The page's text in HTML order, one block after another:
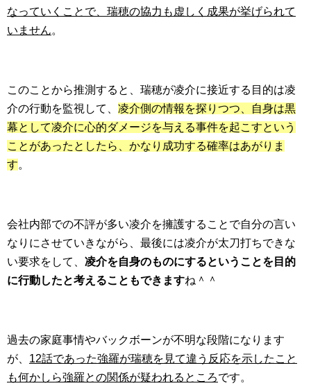
なっていくことで、瑞穂の協力も虚しく成果が挙げられて
いません。
このことから推測すると、瑞穂が凌介に接近する目的は凌
介の行動を監視して、 凌介側の情報を探りつつ、自身は黒
幕として凌介に心的ダメージを与える事件を起こすという
ことがあったとしたら、かなり成功する確率はあがりま
す。
会社内部での不評が多い凌介を擁護することで自分の言い
なりにさせていきながら、最後には凌介が太刀打ちできな
い要求をして、 凌介を自身のものにするということを目的
に行動したと考えることもできますね＾＾
過去の家庭事情やバックボーンが不明な段階になります
が、 12話であった強羅が瑞穂を見て違う反応を示したこと
も何かしら強羅との関係が疑われるところです。